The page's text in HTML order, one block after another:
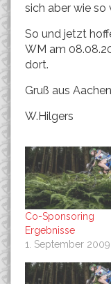
sich aber wie so
So und jetzt
WM am
dort.
Gruß aus Aachen
W.Hilgers
Co-Sponsoring
Ergebnisse
1. September 2009